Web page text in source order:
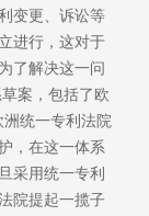
变更、诉讼等
进行，这对于
了解决这一问
案，包括了欧
统一专利法院
，在这一体系
采用统一专利
院提起一揽子